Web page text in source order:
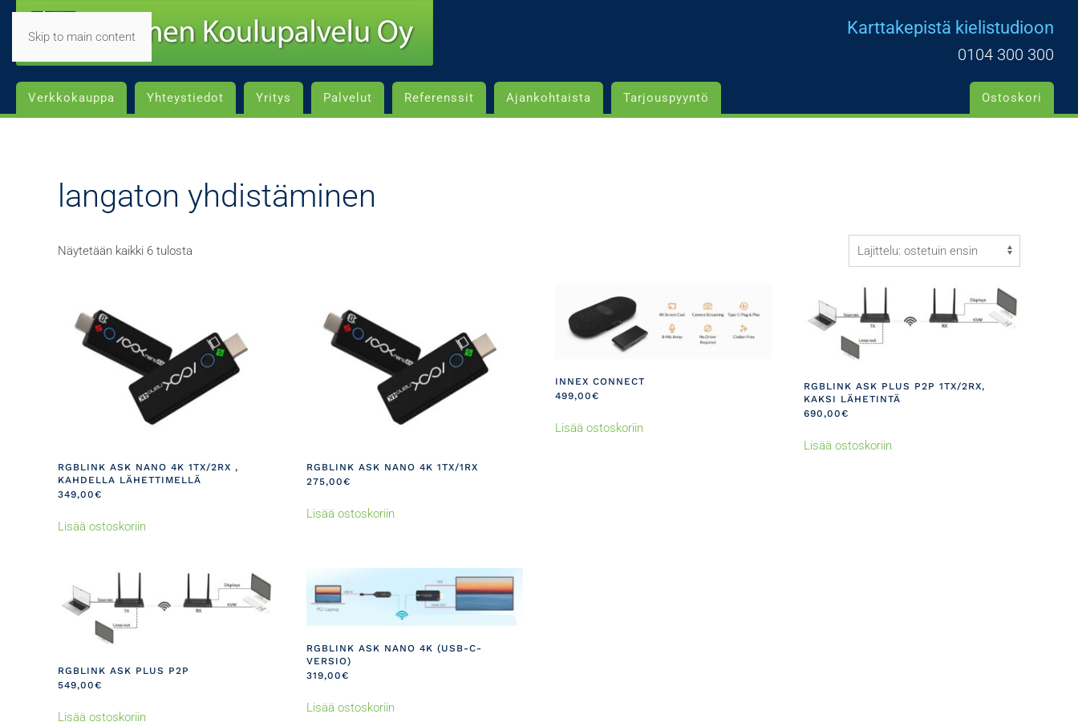
Skip to main content Karttakepistä kielistudioon
0104 300 300
Verkkokauppa Yhteystiedot Yritys Palvelut Referenssit Ajankohtaista Tarjouspyyntö Ostoskori
langaton yhdistäminen
Näytetään kaikki 6 tulosta
RGBLINK ASK NANO 4K 1TX/2RX ,
KAHDELLA LÄHETTIMELLÄ
349,00€
Lisää ostoskoriin
RGBLINK ASK NANO 4K 1TX/1RX
275,00€
Lisää ostoskoriin
INNEX CONNECT
499,00€
Lisää ostoskoriin
RGBLINK ASK PLUS P2P 1TX/2RX,
KAKSI LÄHETINTÄ
690,00€
Lisää ostoskoriin
RGBLINK ASK PLUS P2P
549,00€
Lisää ostoskoriin
RGBLINK ASK NANO 4K (USB-C-
VERSIO)
319,00€
Lisää ostoskoriin